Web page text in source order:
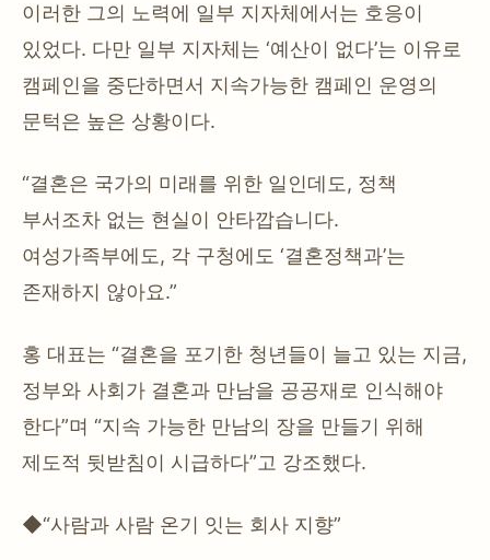
이러한 그의 노력에 일부 지자체에서는 호응이
있었다. 다만 일부 지자체는 ‘예산이 없다’는 이유로
캠페인을 중단하면서 지속가능한 캠페인 운영의
문턱은 높은 상황이다.
“결혼은 국가의 미래를 위한 일인데도, 정책
부서조차 없는 현실이 안타깝습니다.
여성가족부에도, 각 구청에도 ‘결혼정책과’는
존재하지 않아요.”
홍 대표는 “결혼을 포기한 청년들이 늘고 있는 지금,
정부와 사회가 결혼과 만남을 공공재로 인식해야
한다”며 “지속 가능한 만남의 장을 만들기 위해
제도적 뒷받침이 시급하다”고 강조했다.
◆“사람과 사람 온기 잇는 회사 지향”